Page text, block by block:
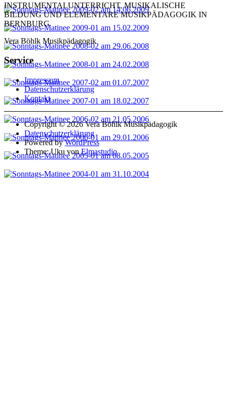
INSTRUMENTALUNTERRICHT, MUSIKALISCHE
BILDUNG UND ELEMENTARE MUSIKPÄDAGOGIK IN
BERNBURG
Vera Böhlk Musikpädagogik
Service
Impressum
Datenschutzerklärung
Kontakt
Copyright © 2026 Vera Böhlk Musikpädagogik
Datenschutzerklärung
Powered byWordPress
Theme: Uku vonElmastudio